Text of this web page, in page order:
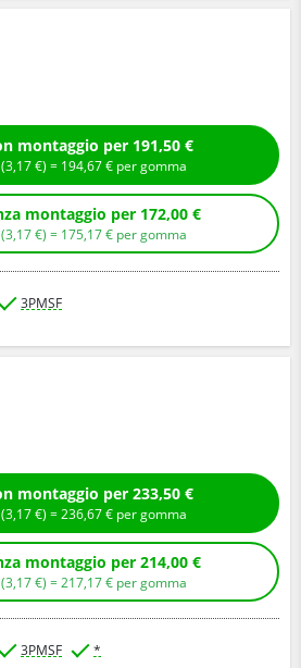
Compra con montaggio per 191,50 €
+ Ecotassa: (3,17€ ) = 194,67€ per gomma
Compra senza montaggio per 172,00 €
+ Ecotassa: (3,17€ ) = 175,17€ per gomma
3PMSF
Compra con montaggio per 233,50 €
+ Ecotassa: (3,17€ ) =236,67€ per gomma
Compra senza montaggio per 214,00 €
+ Ecotassa: (3,17€ ) =217,17€ per gomma
3PMSF *